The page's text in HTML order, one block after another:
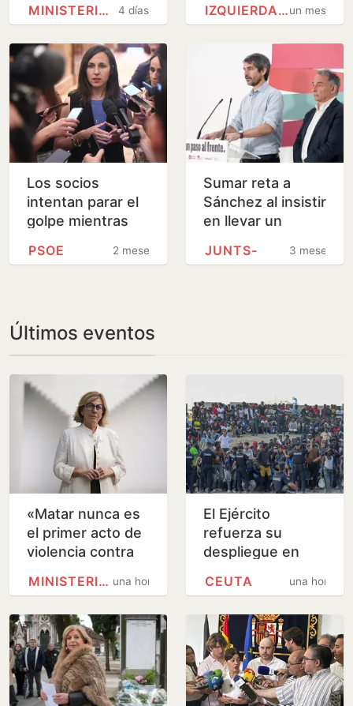
cáncer de mama
4 días
MINISTERIO PÚBLICO
y llama a refundar
un mes
IZQUIERDA UNIDA
Los socios
intentan parar el
golpe mientras
recupera el 15-M
2 meses
PSOE
Sumar reta a
Sánchez al insistir
en llevar un
vivienda al
3 meses
JUNTS-
Últimos eventos
«Matar nunca es
el primer acto de
violencia contra
último; debemos
una hora
MINISTERIO PÚBLICO
El Ejército
refuerza su
despliegue en
fragatas de launa hora
CEUTA